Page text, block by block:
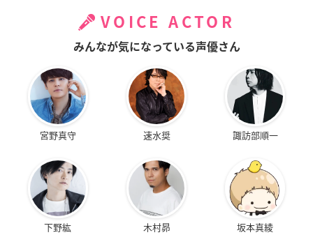
VOICE ACTOR
みんなが気になっている声優さん
宮野真守 速水奨 諏訪部順一
下野紘 木村昴 坂本真綾